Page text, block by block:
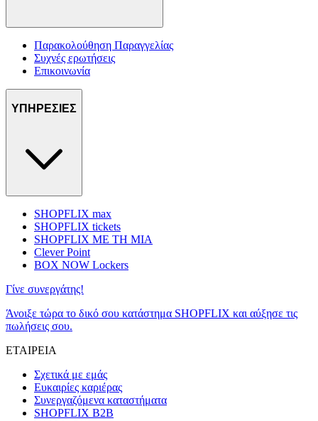
Παρακολούθηση Παραγγελίας
Συχνές ερωτήσεις
Επικοινωνία
ΥΠΗΡΕΣΙΕΣ
SHOPFLIX max
SHOPFLIX tickets
SHOPFLIX ΜΕ ΤΗ ΜΙΑ
Clever Point
BOX NOW Lockers
Γίνε συνεργάτης!
Άνοιξε τώρα το δικό σου κατάστημα SHOPFLIX και αύξησε τις
πωλήσεις σου.
ΕΤΑΙΡΕΙΑ
Σχετικά με εμάς
Ευκαιρίες καριέρας
Συνεργαζόμενα καταστήματα
SHOPFLIX B2B